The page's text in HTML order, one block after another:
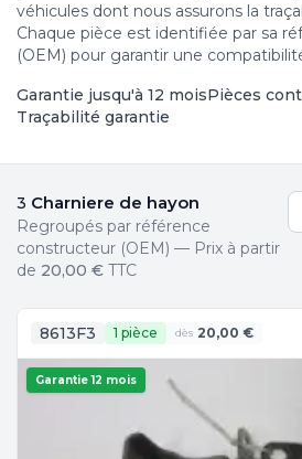
véhicules dont nous assurons la
Chaque pièce est identifiée par sa
(OEM) pour garantir une
Garantie jusqu'à 12 moisPièces
Traçabilité garantie
3 Charniere de hayon
Regroupés par référence
constructeur (OEM) — Prix à partir
de 20,00 € TTC
8613F3 1 pièce dès 20,00 €
Garantie 12 mois